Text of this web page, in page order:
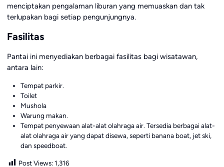
menciptakan pengalaman liburan yang memuaskan dan tak
terlupakan bagi setiap pengunjungnya.
Fasilitas
Pantai ini menyediakan berbagai fasilitas bagi wisatawan,
antara lain:
Tempat parkir.
Toilet
Mushola
Warung makan.
Tempat penyewaan alat-alat olahraga air. Tersedia berbagai alat-
alat olahraga air yang dapat disewa, seperti banana boat, jet ski,
dan speedboat.
Post Views: 1,316